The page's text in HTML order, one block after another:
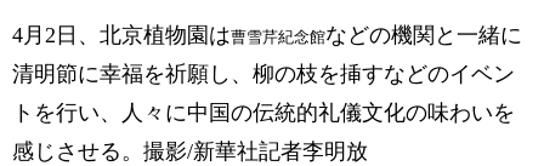
4月2日、北京植物園は曹雪芹紀念館などの機関と一緒に
清明節に幸福を祈願し、柳の枝を挿すなどのイベン
トを行い、人々に中国の伝統的礼儀文化の味わいを
感じさせる。撮影/新華社記者李明放